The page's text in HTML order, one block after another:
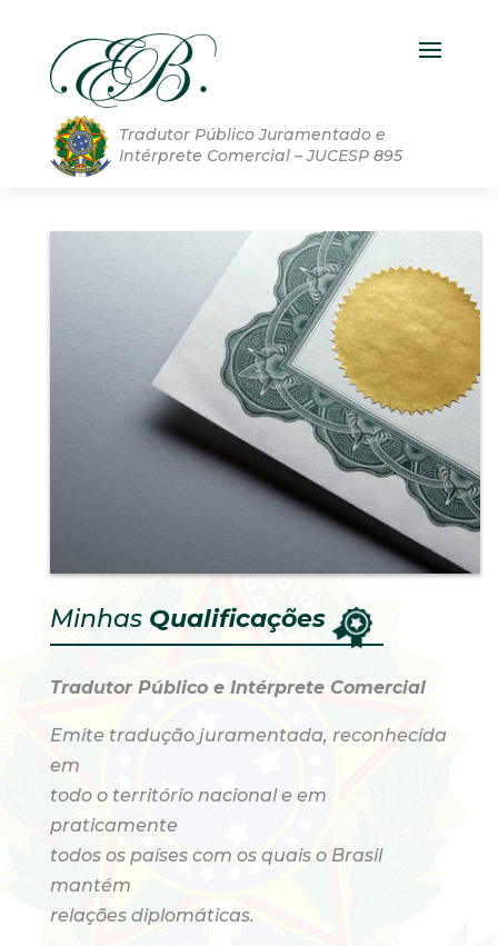
Tradutor Público Juramentado e
Intérprete Comercial – JUCESP 895
Minhas Qualificações
Tradutor Público e Intérprete Comercial
Emite tradução juramentada, reconhecida
em
todo o território nacional e em
praticamente
todos os países com os quais o Brasil
mantém
relações diplomáticas.